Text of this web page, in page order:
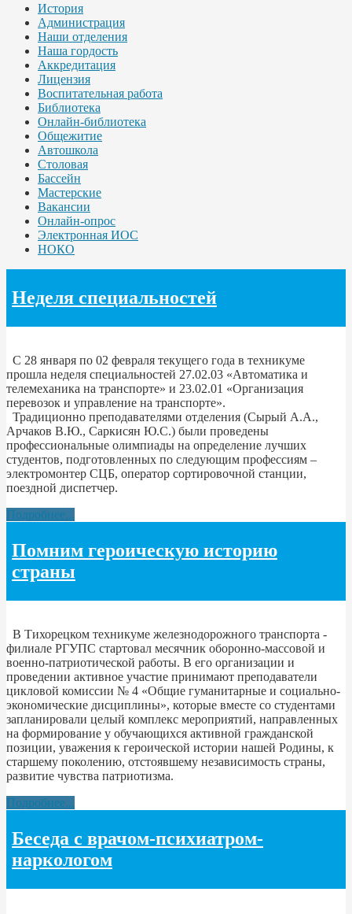
История
Администрация
Наши отделения
Наша гордость
Аккредитация
Лицензия
Воспитательная работа
Библиотека
Онлайн-библиотека
Общежитие
Автошкола
Столовая
Бассейн
Мастерские
Вакансии
Онлайн-опрос
Электронная ИОС
НОКО
Неделя специальностей
С 28 января по 02 февраля текущего года в техникуме
прошла неделя специальностей 27.02.03 «Автоматика и
телемеханика на транспорте» и 23.02.01 «Организация
перевозок и управление на транспорте».
Традиционно преподавателями отделения (Сырый А.А.,
Арчаков В.Ю., Саркисян Ю.С.) были проведены
профессиональные олимпиады на определение лучших
студентов, подготовленных по следующим профессиям –
электромонтер СЦБ, оператор сортировочной станции,
поездной диспетчер.
Подробнее...
Помним героическую историю
страны
В Тихорецком техникуме железнодорожного транспорта -
филиале РГУПС стартовал месячник оборонно-массовой и
военно-патриотической работы. В его организации и
проведении активное участие принимают преподаватели
цикловой комиссии № 4 «Общие гуманитарные и социально-
экономические дисциплины», которые вместе со студентами
запланировали целый комплекс мероприятий, направленных
на формирование у обучающихся активной гражданской
позиции, уважения к героической истории нашей Родины, к
старшему поколению, отстоявшему независимость страны,
развитие чувства патриотизма.
Подробнее...
Беседа с врачом-психиатром-
наркологом